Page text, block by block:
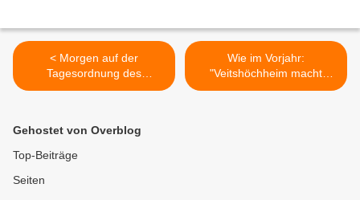
< Morgen auf der
Tagesordnung des
Gemeinderates:
Veitshöchheim"
Wie im Vorjahr:
"Veitshöchheim macht
Musik" am 15./16. Juli 2023
Gehostet von Overblog
Top-Beiträge
Seiten